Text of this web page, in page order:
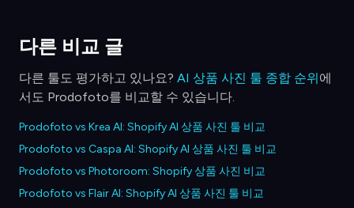
다른 비교 글
다른 툴도 평가하고 있나요? AI 상품 사진 툴 종합 순위에
서도 Prodofoto를 비교할 수 있습니다.
Prodofoto vs Krea AI: Shopify AI 상품 사진 툴 비교
Prodofoto vs Caspa AI: Shopify AI 상품 사진 툴 비교
Prodofoto vs Photoroom: Shopify 상품 사진 비교
Prodofoto vs Flair AI: Shopify AI 상품 사진 툴 비교